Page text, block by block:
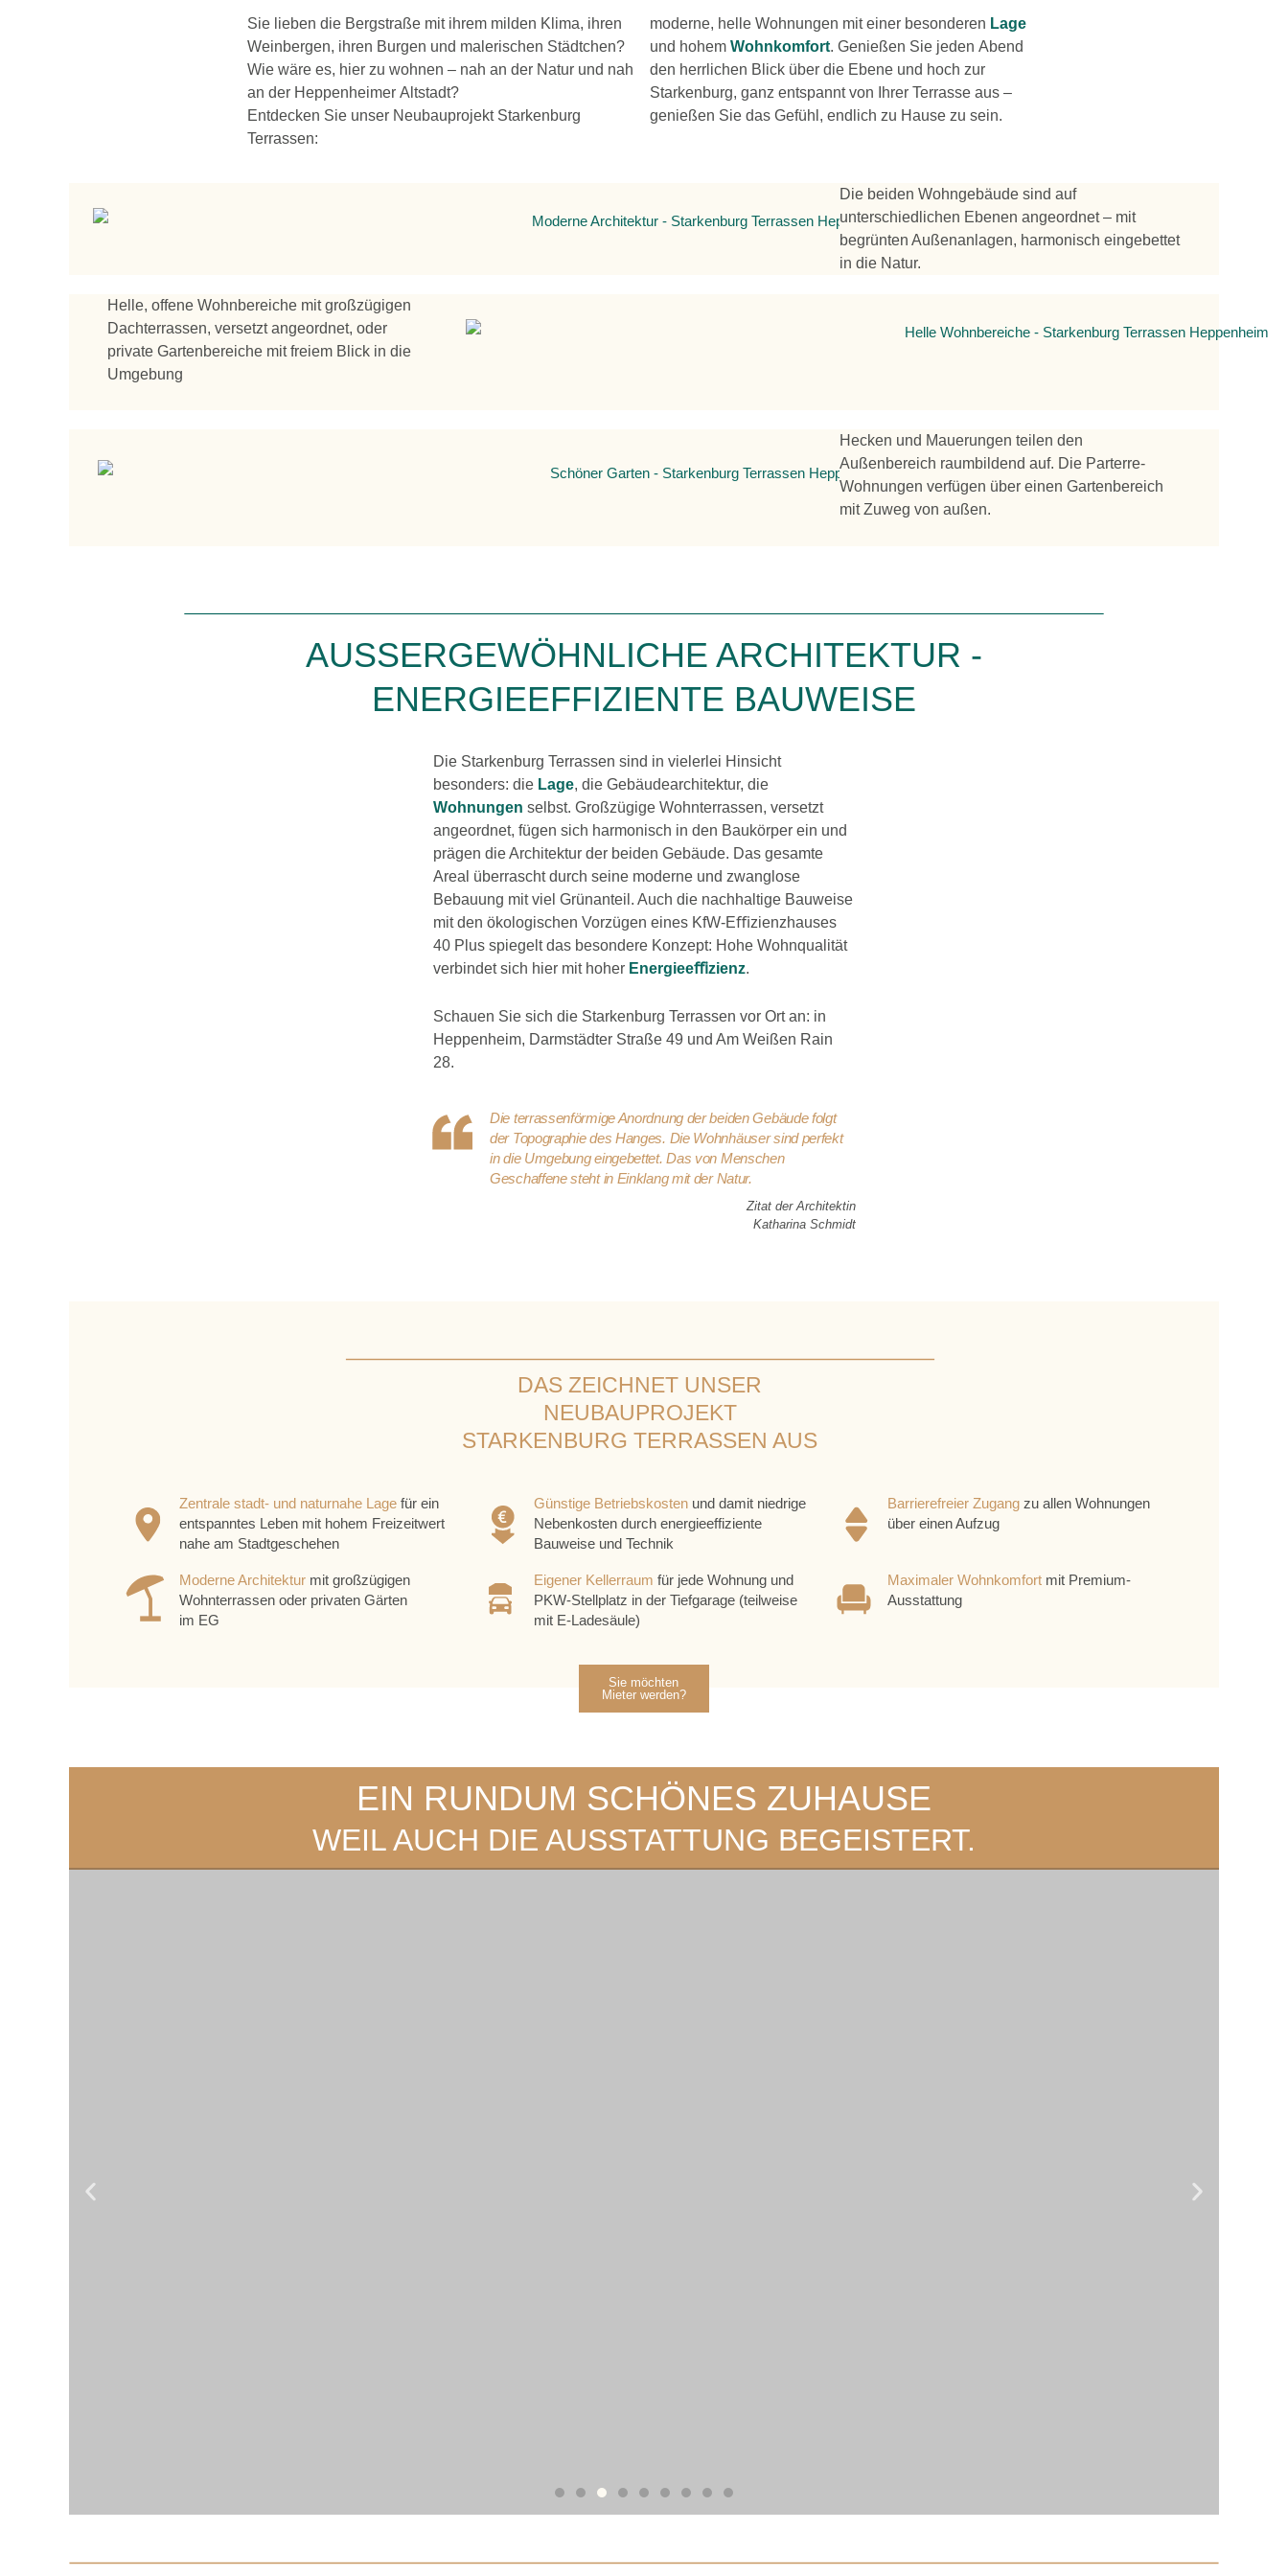
Sie lieben die Bergstraße mit ihrem milden Klima, ihren
Weinbergen, ihren Burgen und malerischen Städtchen?
Wie wäre es, hier zu wohnen – nah an der Natur und nah
an der Heppenheimer Altstadt?
Entdecken Sie unser Neubauprojekt Starkenburg
Terrassen:
moderne, helle Wohnungen mit einer besonderen Lage
und hohem Wohnkomfort. Genießen Sie jeden Abend
den herrlichen Blick über die Ebene und hoch zur
Starkenburg, ganz entspannt von Ihrer Terrasse aus –
genießen Sie das Gefühl, endlich zu Hause zu sein.
Die beiden Wohngebäude sind auf
unterschiedlichen Ebenen angeordnet – mit
begrünten Außenanlagen, harmonisch eingebettet
in die Natur.
Helle, offene Wohnbereiche mit großzügigen
Dachterrassen, versetzt angeordnet, oder
private Gartenbereiche mit freiem Blick in die
Umgebung
Hecken und Mauerungen teilen den
Außenbereich raumbildend auf. Die Parterre-
Wohnungen verfügen über einen Gartenbereich
mit Zuweg von außen.
AUSSERGEWÖHNLICHE ARCHITEKTUR -
ENERGIEEFFIZIENTE BAUWEISE
Die Starkenburg Terrassen sind in vielerlei Hinsicht
besonders: die Lage, die Gebäudearchitektur, die
Wohnungen selbst. Großzügige Wohnterrassen, versetzt
angeordnet, fügen sich harmonisch in den Baukörper ein und
prägen die Architektur der beiden Gebäude. Das gesamte
Areal überrascht durch seine moderne und zwanglose
Bebauung mit viel Grünanteil. Auch die nachhaltige Bauweise
mit den ökologischen Vorzügen eines KfW-Eﬃzienzhauses
40 Plus spiegelt das besondere Konzept: Hohe Wohnqualität
verbindet sich hier mit hoher Energieeﬃzienz.
Schauen Sie sich die Starkenburg Terrassen vor Ort an: in
Heppenheim, Darmstädter Straße 49 und Am Weißen Rain
28.
Die terrassenförmige Anordnung der beiden Gebäude folgt
der Topographie des Hanges. Die Wohnhäuser sind perfekt
in die Umgebung eingebettet. Das von Menschen
Geschaffene steht in Einklang mit der Natur.
Zitat der Architektin
Katharina Schmidt
DAS ZEICHNET UNSER
NEUBAUPROJEKT
STARKENBURG TERRASSEN AUS
Zentrale stadt- und naturnahe Lage für ein
entspanntes Leben mit hohem Freizeitwert
nahe am Stadtgeschehen
Moderne Architektur mit großzügigen
Wohnterrassen oder privaten Gärten
im EG
Günstige Betriebskosten und damit niedrige
Nebenkosten durch energieeffiziente
Bauweise und Technik
Eigener Kellerraum für jede Wohnung und
PKW-Stellplatz in der Tiefgarage (teilweise
mit E-Ladesäule)
Barrierefreier Zugangzu allen Wohnungen
über einen Aufzug
Maximaler Wohnkomfort mit Premium-
Ausstattung
Sie möchten
Mieter werden?
EIN RUNDUM SCHÖNES ZUHAUSE
WEIL AUCH DIE AUSSTATTUNG BEGEISTERT.